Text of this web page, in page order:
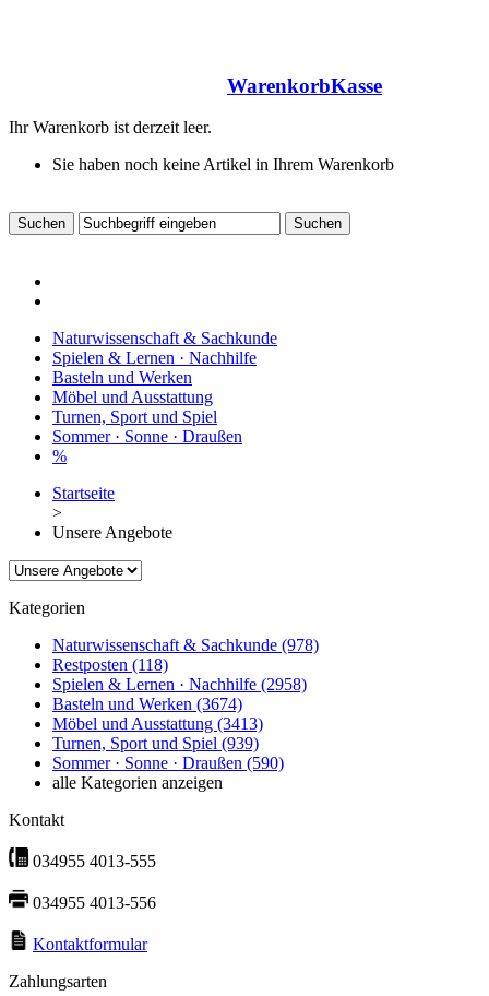
WarenkorbKasse
Ihr Warenkorb ist derzeit leer.
Sie haben noch keine Artikel in Ihrem Warenkorb
Naturwissenschaft & Sachkunde
Spielen & Lernen · Nachhilfe
Basteln und Werken
Möbel und Ausstattung
Turnen, Sport und Spiel
Sommer · Sonne · Draußen
%
Startseite
>
Unsere Angebote
Kategorien
Naturwissenschaft & Sachkunde (978)
Restposten (118)
Spielen & Lernen · Nachhilfe (2958)
Basteln und Werken (3674)
Möbel und Ausstattung (3413)
Turnen, Sport und Spiel (939)
Sommer · Sonne · Draußen (590)
alle Kategorien anzeigen
Kontakt
034955 4013-555
034955 4013-556
Kontaktformular
Zahlungsarten